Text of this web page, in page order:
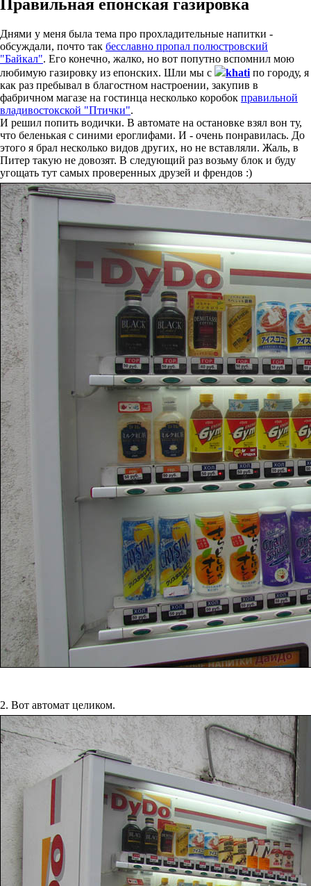
Правильная епонская газировка
Днями у меня была тема про прохладительные напитки -
обсуждали, почто так бесславно пропал полюстровский
"Байкал". Его конечно, жалко, но вот попутно вспомнил мою
любимую газировку из епонских. Шли мы с
khati по городу, я
как раз пребывал в благостном настроении, закупив в
фабричном магазе на гостинца несколько коробок правильной
владивостокской "Птички".
И решил попить водички. В автомате на остановке взял вон ту,
что беленькая с синими ероглифами. И - очень понравилась. До
этого я брал несколько видов других, но не вставляли. Жаль, в
Питер такую не довозят. В следующий раз возьму блок и буду
угощать тут самых проверенных друзей и френдов :)
2. Вот автомат целиком.